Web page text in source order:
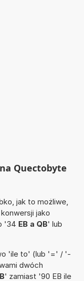
Quectobyte
jak to możliwe,
jako
'34 EB a QB' lub
'ile to' (lub '=' / '-
dwóch
' zamiast '90 EB ile